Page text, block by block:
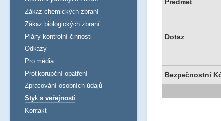
Předmět
Dotaz
Bezpečnostní
Zákaz chemických zbraní
Zákaz biologických zbraní
Plány kontrolní činnosti
Odkazy
Pro média
Protikorupční opatření
Zpracování osobních údajů
Styk s veřejností
Kontakt